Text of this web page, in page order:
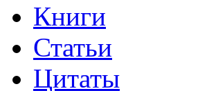
Книги
Статьи
Цитаты